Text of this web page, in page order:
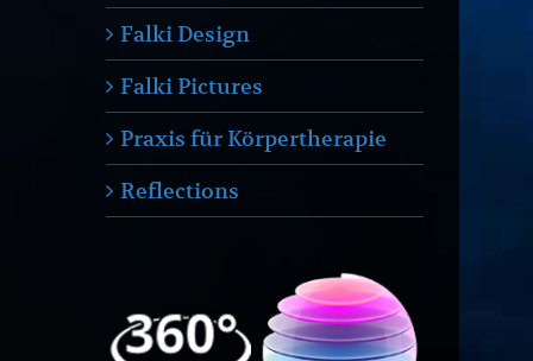
Falki Design
Falki Pictures
Praxis für Körpertherapie
Reflections